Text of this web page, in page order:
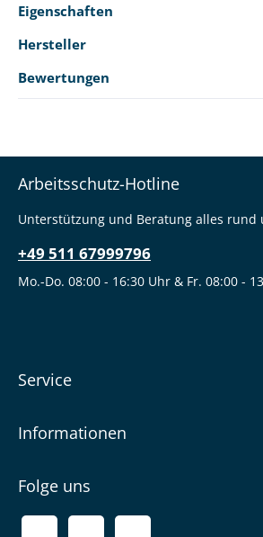
Eigenschaften
Hersteller
Bewertungen
Arbeitsschutz-Hotline
Unterstützung und Beratung alles rund
+49 511 67999796
Mo.-Do. 08:00 - 16:30 Uhr & Fr. 08:00 -
Service
Informationen
Folge uns